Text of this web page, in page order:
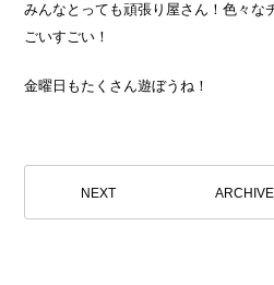
みんなとっても頑張り屋さん！色々な
ごいすごい！
金曜日もたくさん遊ぼうね！
NEXT ARCHIVE